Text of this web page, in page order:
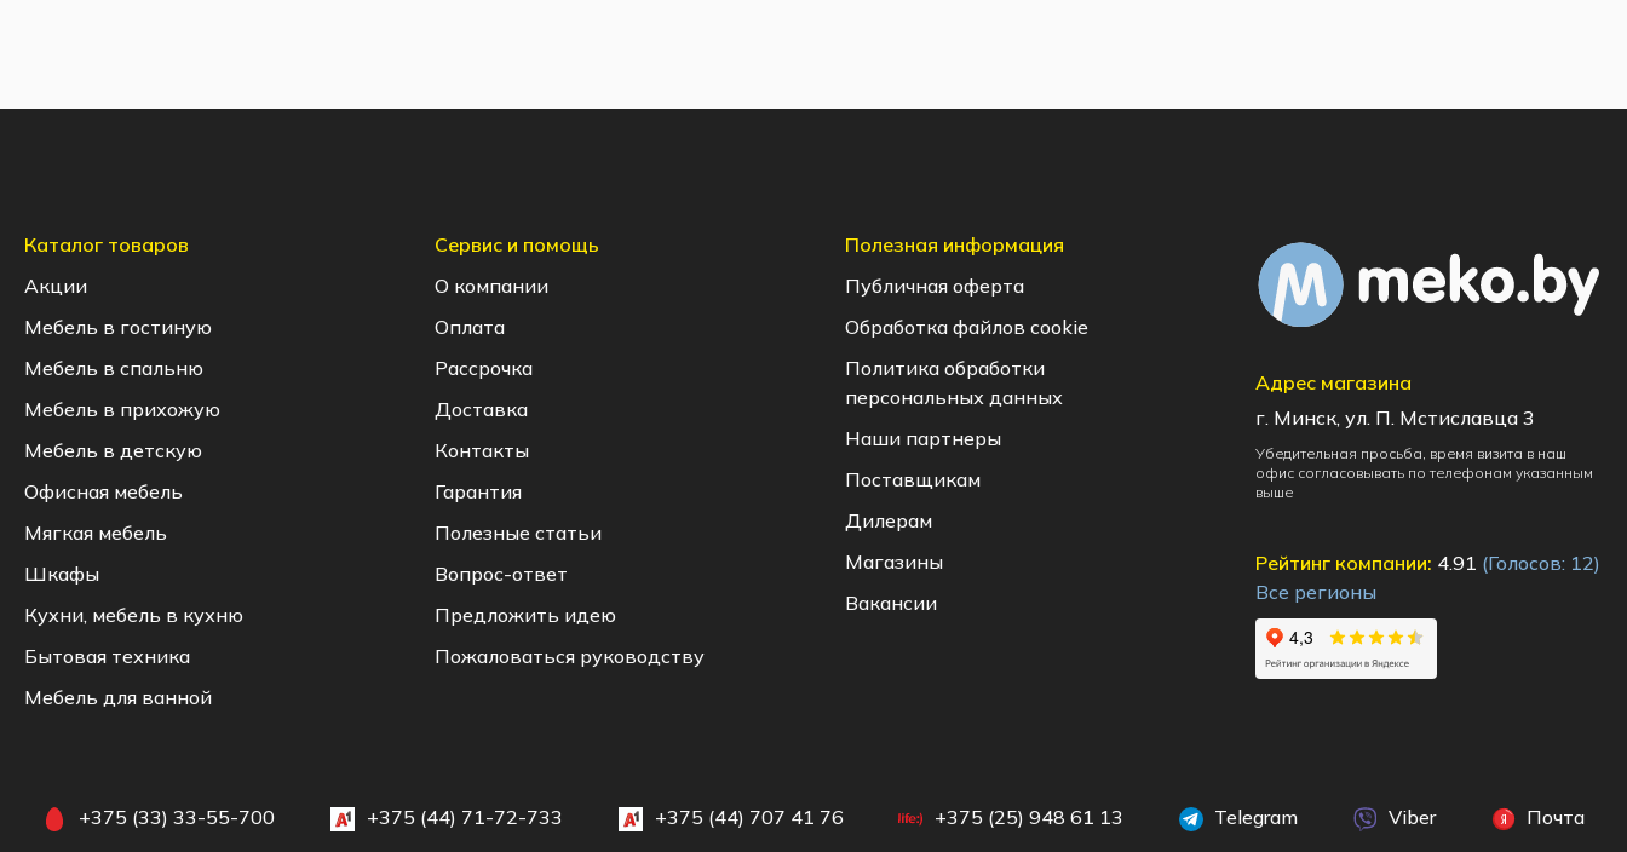
Каталог товаров
Акции
Мебель в гостиную
Мебель в спальню
Мебель в прихожую
Мебель в детскую
Офисная мебель
Мягкая мебель
Шкафы
Кухни, мебель в кухню
Бытовая техника
Мебель для ванной
Сервис и помощь
О компании
Оплата
Рассрочка
Доставка
Контакты
Гарантия
Полезные статьи
Вопрос-ответ
Предложить идею
Пожаловаться руководству
Полезная информация
Публичная оферта
Обработка файлов cookie
Политика обработки
персональных данных
Наши партнеры
Поставщикам
Дилерам
Магазины
Вакансии
Адрес магазина
г. Минск, ул. П. Мстиславца 3
Убедительная просьба, время визита в наш
офис согласовывать по телефонам указанным
выше
Рейтинг компании: 4.91 (Голосов: 12)
Все регионы
+375 (33) 33-55-700 +375 (44) 71-72-733 +375 (44) 707 41 76 +375 (25) 948 61 13 Telegram Viber Почта